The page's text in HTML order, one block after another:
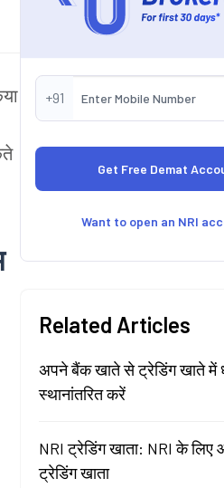
+91
Want to open an NRI
Related Articles
अपने बैंक खाते से ट्रेडिंग खाते
स्थानांतरित करें
NRI ट्रेडिंग खाता: NRI के लिए
ट्रेडिंग खाता